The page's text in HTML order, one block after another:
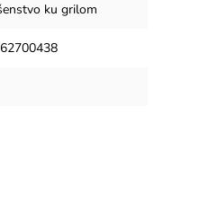
ku grilom